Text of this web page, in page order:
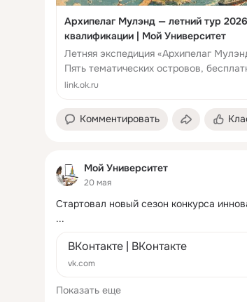
Архипелаг Мулэнд — летний тур
квалификации | Мой Университет
Летняя экспедиция «Архипелаг
Пять тематических островов,
мини-курс по ИИ в подарок. Акции на
link.ok.ru
Комментировать
Мой Университет
20 мая
Стартовал новый сезон конкурса
...
ВКонтакте | ВКонтакте
vk.com
Показать еще